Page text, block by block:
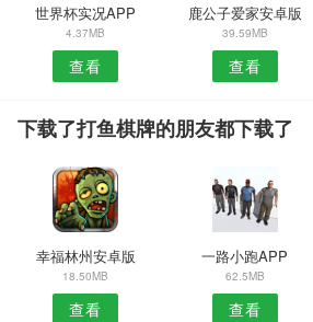
世界杯实况APP
4.37MB
查看
鹿公子爱家安卓版
39.59MB
查看
下载了打鱼棋牌的朋友都下载了
幸福林州安卓版
18.50MB
查看
一路小跑APP
62.5MB
查看